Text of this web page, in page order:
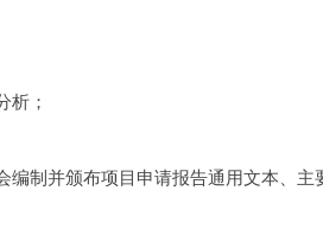
；
制并颁布项目申请报告通用文本、主